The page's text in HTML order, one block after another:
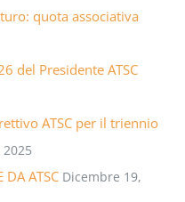
quota associativa
del Presidente ATSC
ATSC per il triennio
DA ATSC Dicembre 19,